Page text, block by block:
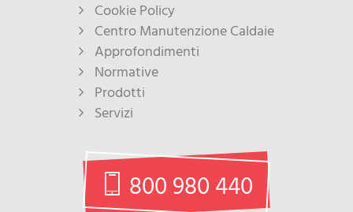
Cookie Policy
Centro Manutenzione Caldaie
Approfondimenti
Normative
Prodotti
Servizi
800 980 440